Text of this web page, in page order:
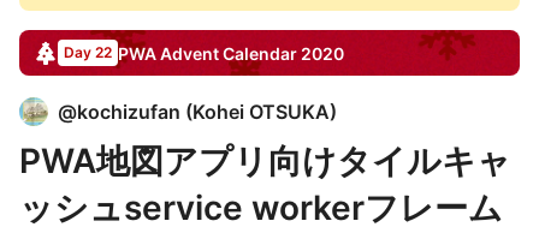
Day 22 PWAAdvent Calendar 2020
@kochizufan (Kohei OTSUKA)
PWA地図アプリ向けタイルキャ
ッシュservice workerフレーム